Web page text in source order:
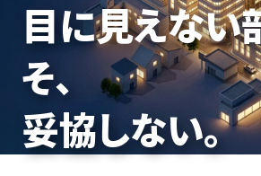
力を束ね、
未来をつくる。
目に見えない
そ、
妥協しない。
働く日常を、
止めないため
を。